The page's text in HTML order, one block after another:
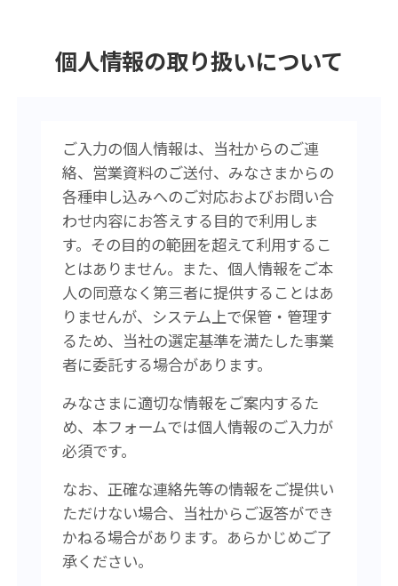
個人情報の取り扱いについて
ご入力の個人情報は、当社からのご連
絡、営業資料のご送付、みなさまからの
各種申し込みへのご対応およびお問い合
わせ内容にお答えする目的で利用しま
す。その目的の範囲を超えて利用するこ
とはありません。また、個人情報をご本
人の同意なく第三者に提供することはあ
りませんが、システム上で保管・管理す
るため、当社の選定基準を満たした事業
者に委託する場合があります。
みなさまに適切な情報をご案内するた
め、本フォームでは個人情報のご入力が
必須です。
なお、正確な連絡先等の情報をご提供い
ただけない場合、当社からご返答ができ
かねる場合があります。あらかじめご了
承ください。